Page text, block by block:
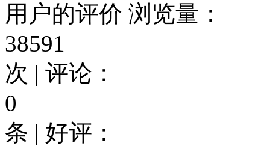
用户的评价 浏览量：
38591
次 | 评论：
0
条 | 好评：